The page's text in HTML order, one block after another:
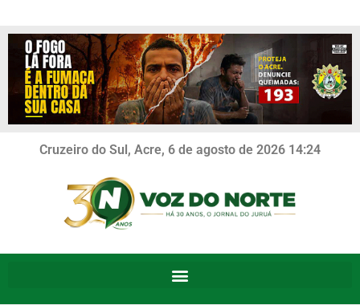
Cruzeiro do Sul, Acre, 6 de agosto de 2026 14:24